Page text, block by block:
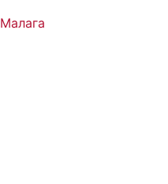
Малага